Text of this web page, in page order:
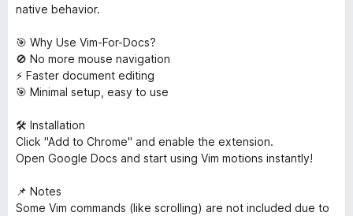
native behavior.
🎯 Why Use Vim-For-Docs?
🚫 No more mouse navigation
⚡ Faster document editing
🎯 Minimal setup, easy to use
🛠 Installation
Click "Add to Chrome" and enable the extension.
Open Google Docs and start using Vim motions instantly!
📌 Notes
Some Vim commands (like scrolling) are not included due to